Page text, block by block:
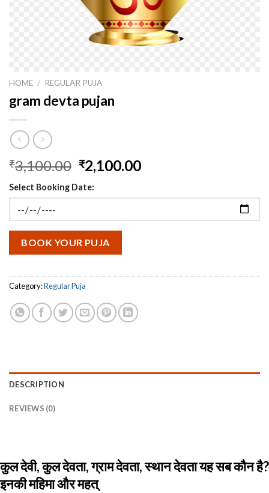
HOME / REGULAR PUJA
gram devta pujan
₹3,100.00 Original
price
was:
₹2,100.00Current
is:
Select Booking Date:
BOOK YOUR PUJA
Category:Regular Puja
DESCRIPTION
REVIEWS (0)
कुल देवी, कुल देवता, ग्राम देवता, स्थान देवता यह सब कौन है?
इनकी महिमा और महत्